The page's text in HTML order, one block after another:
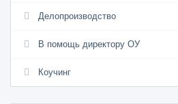
Делопроизводство
В помощь директору ОУ
Коучинг